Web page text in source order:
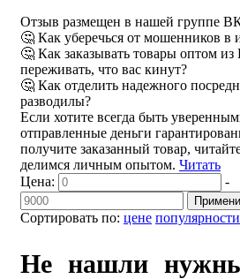
Отзыв размещен в нашей группе
🤔 Как уберечься от мошенников в
🤔 Как заказывать товары оптом из
переживать, что вас кинут?
🤔 Как отделить надежного
разводилы?
Если хотите всегда быть
отправленные деньги
получите заказанный товар,
делимся личным опытом. Читать
Сортировать по: цене популярности
Цена: -
Не нашли